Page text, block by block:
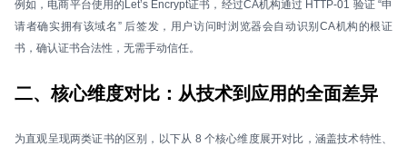
例如，电商平台使用的Let’s Encrypt证书，经过CA机构通过 HTTP-01 验证 “申
请者确实拥有该域名” 后签发，用户访问时浏览器会自动识别CA机构的根证
书，确认证书合法性，无需手动信任。
二、核心维度对比：从技术到应用的全面差异
为直观呈现两类证书的区别，以下从 8 个核心维度展开对比，涵盖技术特性、